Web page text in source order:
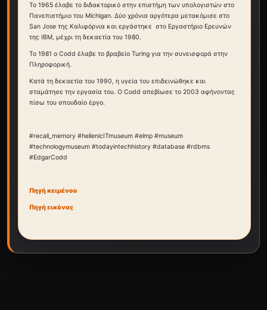
Το 1965 έλαβε το διδακτορικό στην επιστήμη των υπολογιστών στο
Πανεπιστήμιο του Michigan. Δύο χρόνια αργότερα μετακόμισε στο
San Jose της Καλιφόρνια και εργάστηκε στο Εργαστήριο Ερευνών
της IBM, μέχρι τη δεκαετία του 1980.
Το 1981 ο Codd έλαβε το βραβείο Turing για την συνεισφορά στην
Πληροφορική.
Κατά τη δεκαετία του 1990, η υγεία του επιδεινώθηκε και
σταμάτησε την εργασία του. Ο Codd απεβίωσε το 2003 αφήνοντας
πίσω του σπουδαίο έργο.
#recall_memory #hellenicITmuseum #elmp #museum
#technologymuseum #todayintechhistory #database #rdbms
#EdgarCodd
Πηγή κειμένου
Πηγή εικόνας